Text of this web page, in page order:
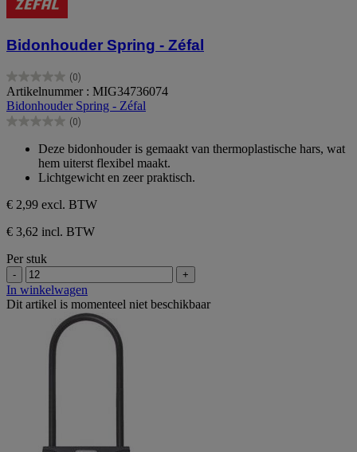
Bidonhouder Spring - Zéfal
(0)
0.0
van
de
5
Artikelnummer : MIG34736074
Bidonhouder Spring - Zéfal
(0)
0.0
sterren.
Deze bidonhouder is gemaakt van thermoplastische hars, wat
hem uiterst flexibel maakt.
Lichtgewicht en zeer praktisch.
€ 2,99 excl. BTW
€ 3,62 incl. BTW
Per stuk
- +
In winkelwagen
Dit artikel is momenteel niet beschikbaar